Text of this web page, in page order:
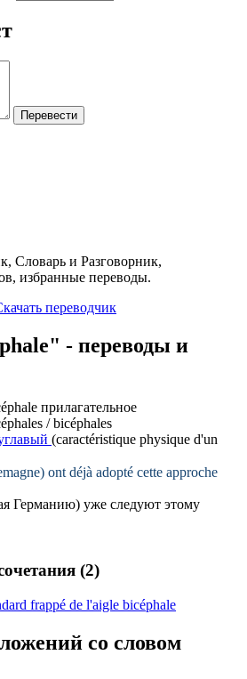
Словарь и Разговорник,
избранные переводы.
- переводы и
прилагательное
/ bicéphales
(caractéristique physique d'un
ont déjà adopté cette approche
Германию) уже следуют этому
(2)
frappé de l'aigle bicéphale
со словом